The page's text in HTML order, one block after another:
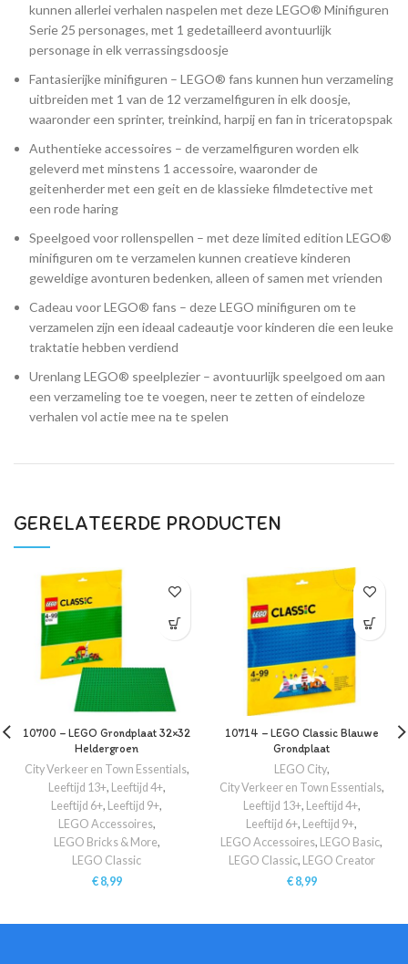
kunnen allerlei verhalen naspelen met deze LEGO® Minifiguren
Serie 25 personages, met 1 gedetailleerd avontuurlijk
personage in elk verrassingsdoosje
Fantasierijke minifiguren – LEGO® fans kunnen hun verzameling
uitbreiden met 1 van de 12 verzamelfiguren in elk doosje,
waaronder een sprinter, treinkind, harpij en fan in triceratopspak
Authentieke accessoires – de verzamelfiguren worden elk
geleverd met minstens 1 accessoire, waaronder de
geitenherder met een geit en de klassieke filmdetective met
een rode haring
Speelgoed voor rollenspellen – met deze limited edition LEGO®
minifiguren om te verzamelen kunnen creatieve kinderen
geweldige avonturen bedenken, alleen of samen met vrienden
Cadeau voor LEGO® fans – deze LEGO minifiguren om te
verzamelen zijn een ideaal cadeautje voor kinderen die een leuke
traktatie hebben verdiend
Urenlang LEGO® speelplezier – avontuurlijk speelgoed om aan
een verzameling toe te voegen, neer te zetten of eindeloze
verhalen vol actie mee na te spelen
GERELATEERDE PRODUCTEN
10700 – LEGO Grondplaat 32×32
Heldergroen
City Verkeer en Town Essentials,
Leeftijd 13+, Leeftijd 4+,
Leeftijd 6+, Leeftijd 9+,
LEGO Accessoires,
LEGO Bricks & More,
LEGO Classic
€8,99
10714 – LEGO Classic Blauwe
Grondplaat
LEGO City,
City Verkeer en Town Essentials,
Leeftijd 13+, Leeftijd 4+,
Leeftijd 6+, Leeftijd 9+,
LEGO Accessoires, LEGO Basic,
LEGO Classic, LEGO Creator
€8,99